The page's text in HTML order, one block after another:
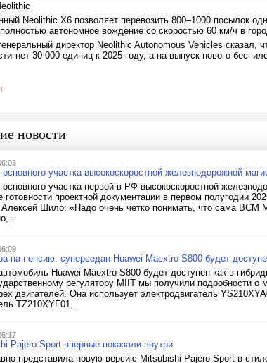
Neolithic X6 позволяет перевозить 800–1000 посылок
автономное вождение со скоростью 60 км/ч в
директор Neolithic Autonomous Vehicles сказал,
30 000 единиц к 2025 году, а на выпуск нового
новости
участка высокоскоростной железнодорожной
основного участка первой в РФ высокоскоростной
готовности проектной документации в первом полугодии
Шило: «Надо очень четко понимать, что сама ВСМ
на пенсию: суперседан Huawei Maextro S800 будет
Huawei Maextro S800 будет доступен как в
регулятору MIIT мы получили подробности
двигателей. Она использует электродвигатель
TZ210XYF01...
Pajero Sport впервые показали внутри
представила новую версию Mitsubishi Pajero Sport в